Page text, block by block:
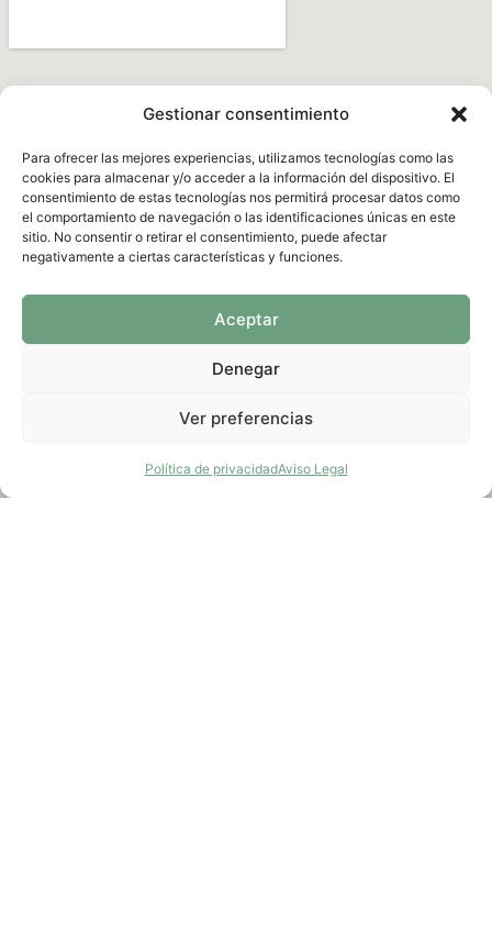
Gestionar consentimiento
Para ofrecer las mejores experiencias, utilizamos tecnologías como las
cookies para almacenar y/o acceder a la información del dispositivo. El
consentimiento de estas tecnologías nos permitirá procesar datos como
el comportamiento de navegación o las identificaciones únicas en este
sitio. No consentir o retirar el consentimiento, puede afectar
negativamente a ciertas características y funciones.
Aceptar
Denegar
Ver preferencias
Política de privacidadAviso Legal